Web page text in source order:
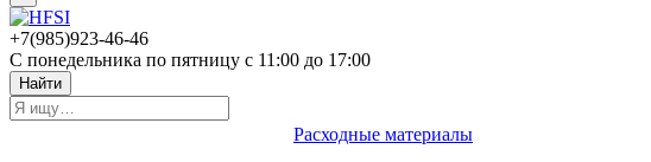
+7(985)923-46-46
С понедельника по пятницу с 11:00 до 17:00
Найти
Расходные материалы